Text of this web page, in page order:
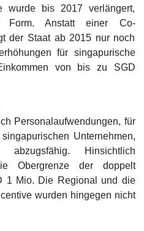
wurde bis 2017 verlängert,
Form. Anstatt einer Co-
der Staat ab 2015 nur noch
für singapurische
von bis zu SGD
Personalaufwendungen, für
Unternehmen,
Hinsichtlich
Obergrenze der doppelt
1 Mio. Die Regional und die
wurden hingegen nicht